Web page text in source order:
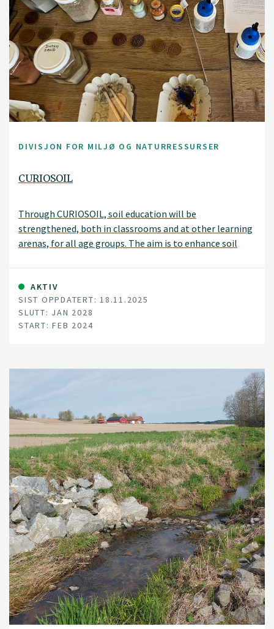
DIVISJON FOR MILJØ OG NATURRESSURSER
CURIOSOIL
Through CURIOSOIL, soil education will be
strengthened, both in classrooms and at other learning
arenas, for all age groups. The aim is to enhance soil
AKTIV
SIST OPPDATERT: 18.11.2025
SLUTT: JAN 2028
START: FEB 2024